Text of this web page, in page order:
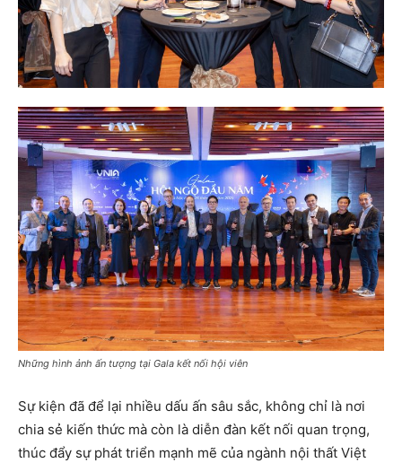
Những hình ảnh ấn tượng tại Gala kết nối hội viên
Sự kiện đã để lại nhiều dấu ấn sâu sắc, không chỉ là nơi
chia sẻ kiến thức mà còn là diễn đàn kết nối quan trọng,
thúc đẩy sự phát triển mạnh mẽ của ngành nội thất Việt